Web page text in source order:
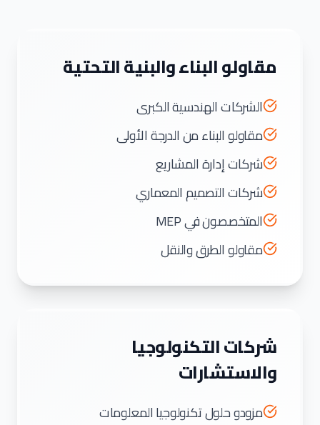
مقاولو البناء والبنية التحتية
الشركات الهندسية الكبرى
مقاولو البناء من الدرجة الأولى
شركات إدارة المشاريع
شركات التصميم المعماري
المتخصصون في MEP
مقاولو الطرق والنقل
شركات التكنولوجيا
والاستشارات
مزودو حلول تكنولوجيا المعلومات